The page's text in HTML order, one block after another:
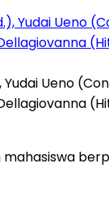
Ueno
mahasiswa